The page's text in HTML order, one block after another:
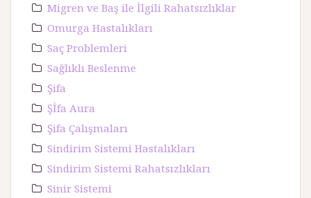
Migren ve Baş ile İlgili Rahatsızlıklar
Omurga Hastalıkları
Saç Problemleri
Sağlıklı Beslenme
Şifa
Şİfa Aura
Şifa Çalışmaları
Sindirim Sistemi Hastalıkları
Sindirim Sistemi Rahatsızlıkları
Sinir Sistemi